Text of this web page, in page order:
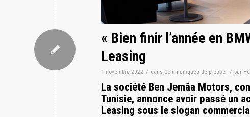
« Bien finir l’année en
Leasing
1 novembre 2022 / dans Communiqués de presse / par
La société Ben Jemâa Motors,
Tunisie, annonce avoir passé un
Leasing sous le slogan